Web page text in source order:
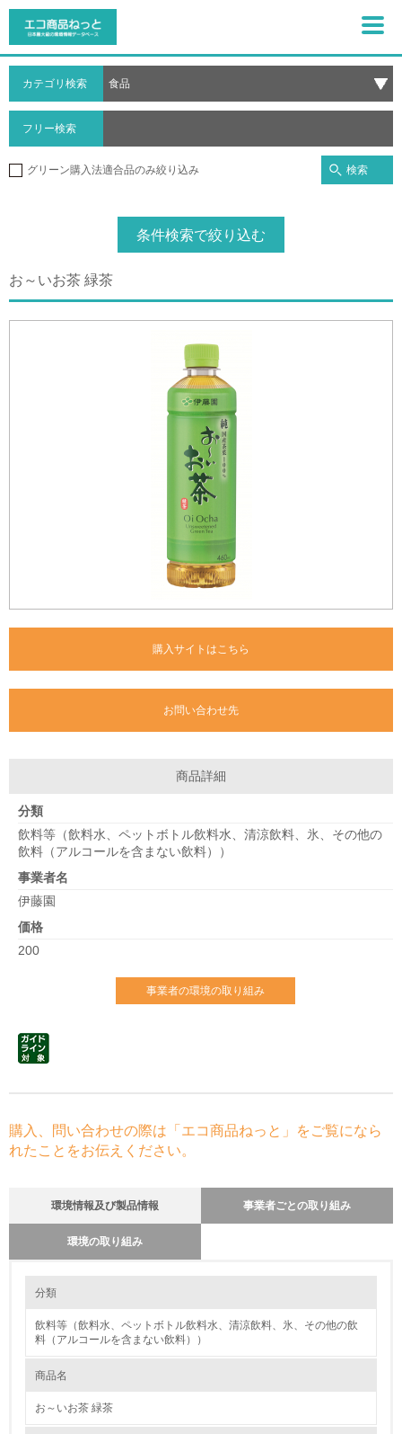
カテゴリ検索
フリー検索
グリーン購入法適合品のみ絞り込み 検索
条件検索で絞り込む
お～いお茶 緑茶
購入サイトはこちら
お問い合わせ先
商品詳細
分類
飲料等（飲料水、ペットボトル飲料水、清涼飲料、氷、その他の
飲料（アルコールを含まない飲料））
事業者名
伊藤園
価格
200
事業者の環境の取り組み
購入、問い合わせの際は「エコ商品ねっと」をご覧になら
れたことをお伝えください。
環境情報及び製品情報 事業者ごとの取り組み
環境の取り組み
1.環境取り組み体制
分類
飲料等（飲料水、ペットボトル飲料水、清涼飲料、氷、その他の飲
料（アルコールを含まない飲料））
商品名
お～いお茶 緑茶